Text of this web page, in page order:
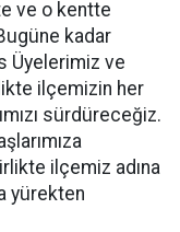
ve o kentte
kadar
Üyelerimiz ve
ilçemizin her
sürdüreceğiz.
ilçemiz adına
yürekten